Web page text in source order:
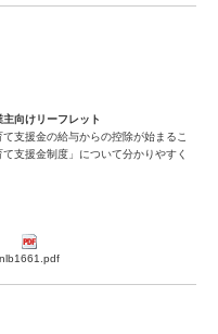
向けリーフレット
支援金の給与からの控除が始まるこ
支援金制度」について分かりやすく
nlb1661.pdf